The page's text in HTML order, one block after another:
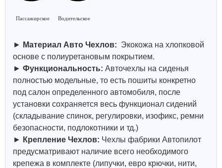
Пассажирское Водительское
► Материал Авто Чехлов: Экокожа на хлопковой
основе с полиуретановым покрытием.
► Функциональность: Авточехлы на сиденья
полностью модельные, то есть пошиты конкретно
под салон определенного автомобиля, после
установки сохраняется весь функционал сидений
(складывание спинок, регулировки, изофикс, ремни
безопасности, подлокотники и тд.)
► Крепление Чехлов: Чехлы фабрики Автопилот
предусматривают наличие всего необходимого
крепежа в комплекте (липучки, евро крючки, нити,